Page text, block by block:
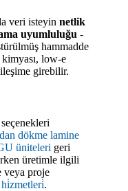
veri isteyin netlik
uyumluluğu -
hammadde
low-e
girebilir.
dökme lamine
üniteleri geri
üretimle ilgili
veya proje
.